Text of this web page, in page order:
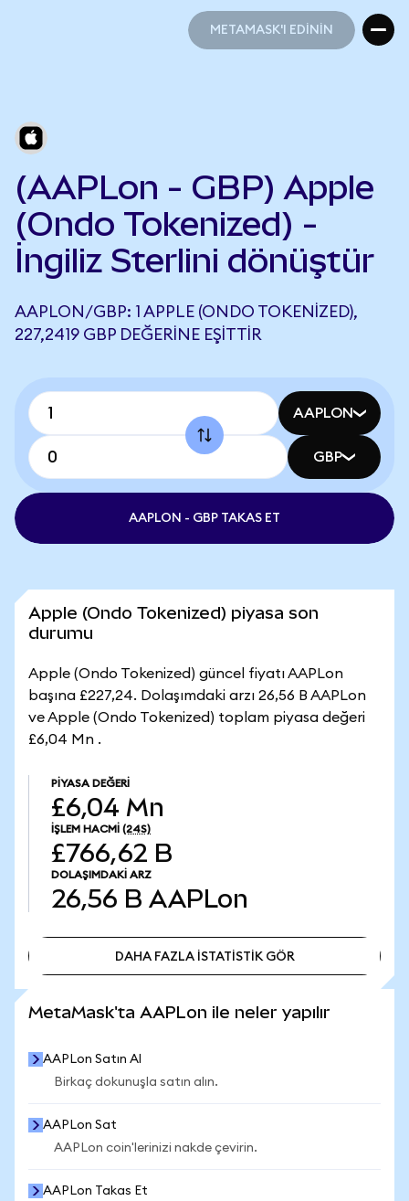
METAMASK'I EDİNİN
(AAPLon - GBP) Apple
(Ondo Tokenized) -
İngiliz Sterlini dönüştür
AAPLON/GBP: 1 APPLE (ONDO TOKENIZED),
227,2419 GBP DEĞERINE EŞITTIR
AAPLON
GBP
AAPLON - GBP TAKAS ET
Apple (Ondo Tokenized) piyasa son
durumu
Apple (Ondo Tokenized) güncel fiyatı AAPLon
başına £227,24. Dolaşımdaki arzı 26,56 B AAPLon
ve Apple (Ondo Tokenized) toplam piyasa değeri
£6,04 Mn .
PIYASA DEĞERI
£6,04 Mn
İŞLEM HACMI (24S)
£766,62 B
DOLAŞIMDAKI ARZ
26,56 B AAPLon
DAHA FAZLA İSTATİSTİK GÖR
MetaMask'ta AAPLon ile neler yapılır
AAPLon Satın Al
Birkaç dokunuşla satın alın.
AAPLon Sat
AAPLon coin'lerinizi nakde çevirin.
AAPLon Takas Et